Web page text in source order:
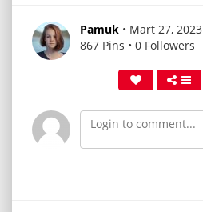
Pamuk • Mart 27, 2023
867 Pins • 0 Followers